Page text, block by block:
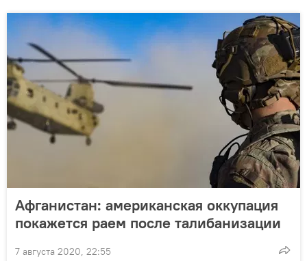
Афганистан: американская оккупация
покажется раем после талибанизации
7 августа 2020, 22:55